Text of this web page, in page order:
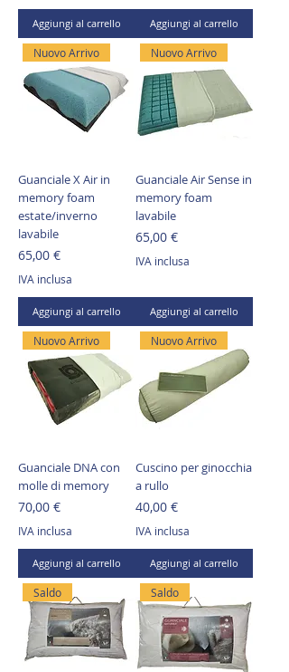
Aggiungi al carrello Aggiungi al carrello
Nuovo Arrivo
Guanciale X Air in
memory foam
estate/inverno
lavabile
Prezzo
65,00 €
IVA inclusa
Aggiungi al carrello
Nuovo Arrivo
Guanciale Air Sense in
memory foam
lavabile
Prezzo
65,00 €
IVA inclusa
Aggiungi al carrello
Nuovo Arrivo
Guanciale DNA con
molle di memory
Prezzo
70,00 €
IVA inclusa
Aggiungi al carrello
Nuovo Arrivo
Cuscino per ginocchia
a rullo
Prezzo
40,00 €
IVA inclusa
Aggiungi al carrello
Saldo Saldo